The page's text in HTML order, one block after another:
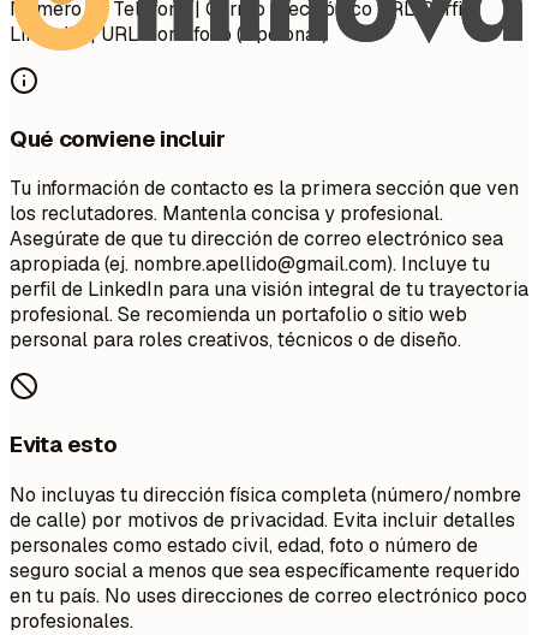
Número de Teléfono | Correo Electrónico URL Perfil
LinkedIn | URL Portafolio (Opcional)
Qué conviene incluir
Tu información de contacto es la primera sección que ven
los reclutadores. Mantenla concisa y profesional.
Asegúrate de que tu dirección de correo electrónico sea
apropiada (ej. nombre.apellido@gmail.com). Incluye tu
perfil de LinkedIn para una visión integral de tu trayectoria
profesional. Se recomienda un portafolio o sitio web
personal para roles creativos, técnicos o de diseño.
Evita esto
No incluyas tu dirección física completa (número/nombre
de calle) por motivos de privacidad. Evita incluir detalles
personales como estado civil, edad, foto o número de
seguro social a menos que sea específicamente requerido
en tu país. No uses direcciones de correo electrónico poco
profesionales.